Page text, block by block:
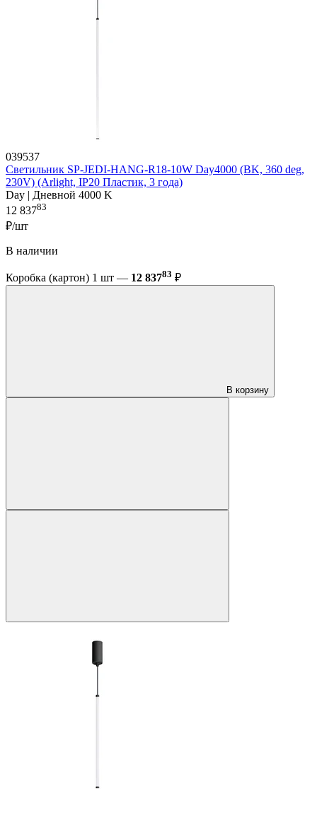
039537
Светильник SP-JEDI-HANG-R18-10W Day4000 (BK, 360 deg,
230V) (Arlight, IP20 Пластик, 3 года)
Day | Дневной 4000 K
12 83783
₽/шт
В наличии
Коробка (картон) 1 шт — 12 83783 ₽
В корзину